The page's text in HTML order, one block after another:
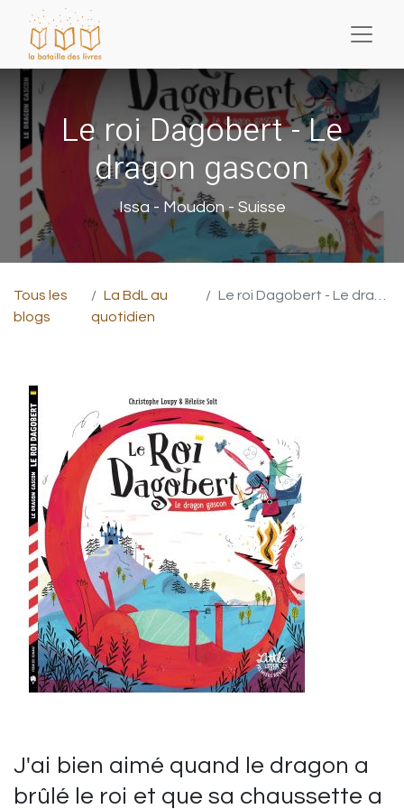
Le roi Dagobert - Le
dragon gascon
Issa - Moudon - Suisse
Tous les
blogs
La BdL au
quotidien
Le roi Dagobert - Le dragon gascon
J'ai bien aimé quand le dragon a
brûlé le roi et que sa chaussette a